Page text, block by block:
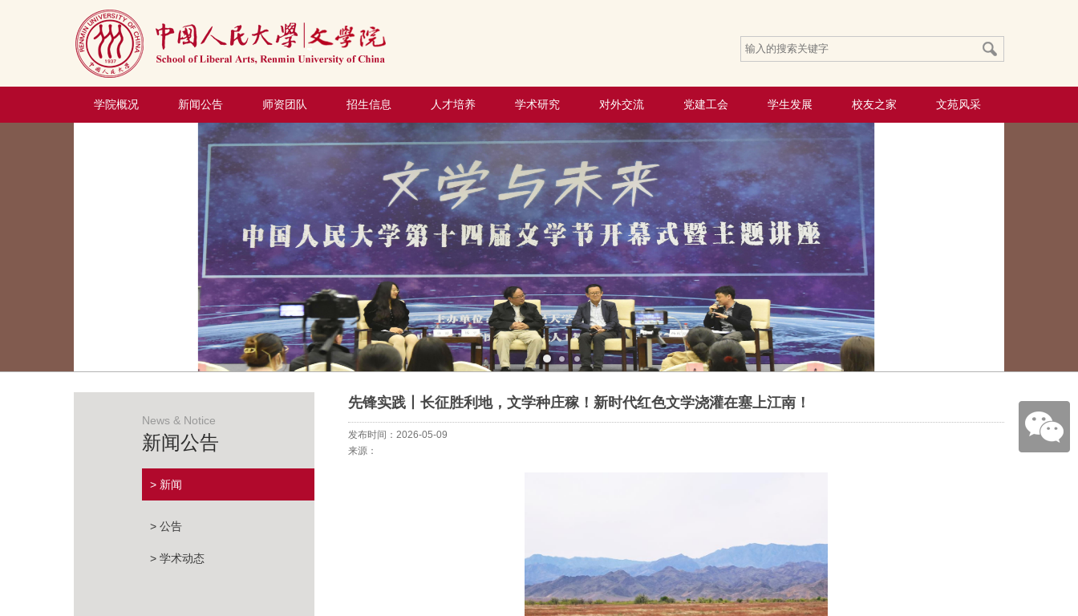
学院概况 新闻公告 师资团队 招生信息 人才培养 学术研究 对外交流 党建工会 学生发展 校友之家 文苑风采
News & Notice
新闻公告
> 新闻
> 公告
> 学术动态
先锋实践丨长征胜利地，文学种庄稼！新时代红色文学浇灌在塞上江南！
发布时间：2026-05-09
来源：